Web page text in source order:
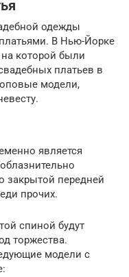
одежды
В Нью-Йорке
которой были
платьев в
модели,
является
передней
прочих.
спиной будут
торжества.
модели с